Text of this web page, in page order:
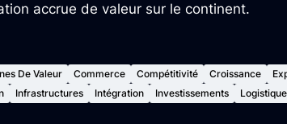
accrue de valeur sur le continent.
De Valeur Commerce Compétitivité Croissance
Infrastructures Intégration Investissements Logistique